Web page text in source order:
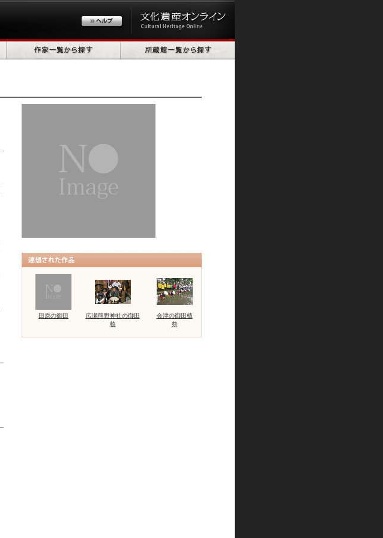
田原の御田
広瀬熊野神社の御田
植
会津の御田植
祭